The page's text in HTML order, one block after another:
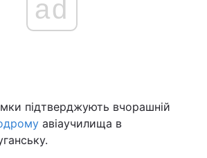
Війна
ad
підтверджують вчорашній
авіаучилища в